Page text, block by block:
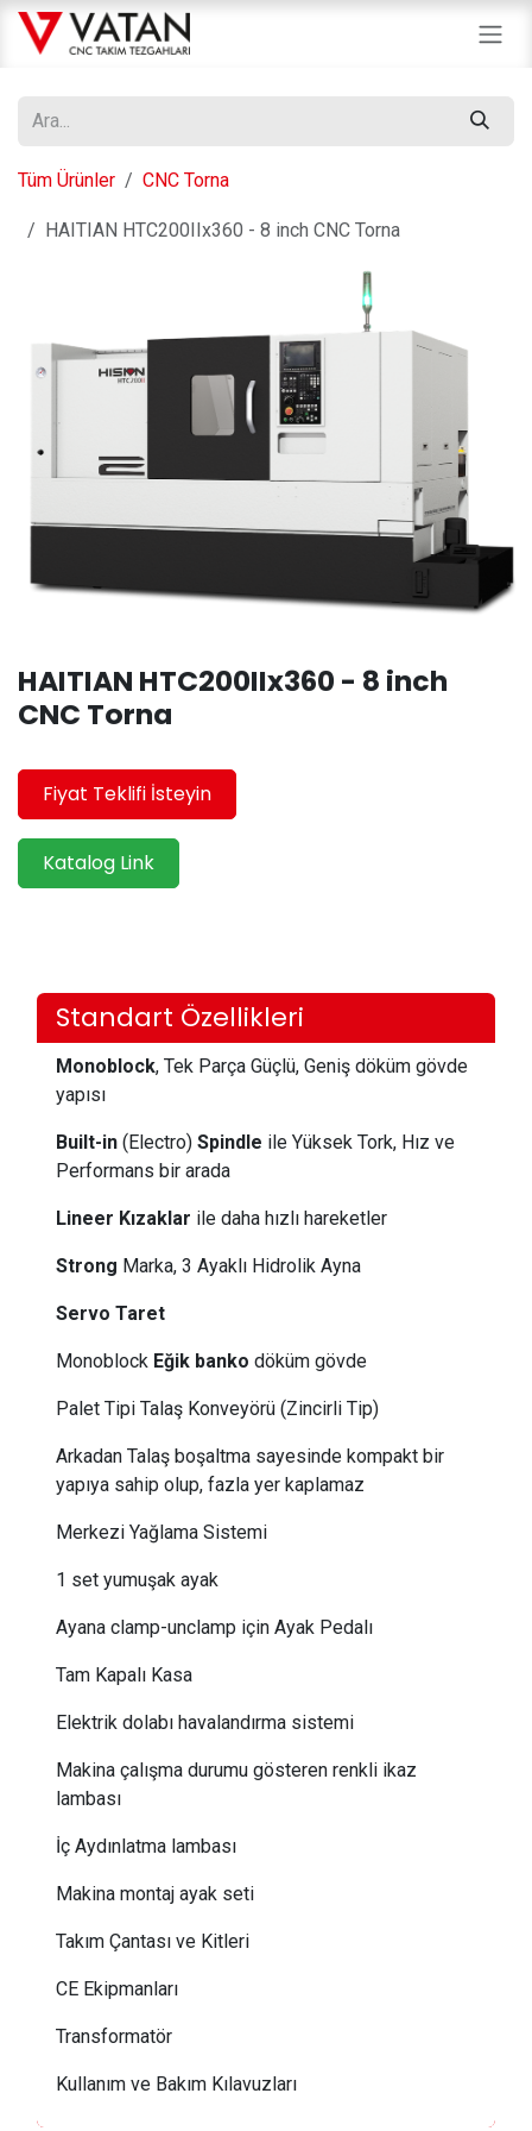
İçereği Atla
Tüm Ürünler CNC Torna
HAITIAN HTC200IIx360 - 8 inch CNC Torna
HAITIAN HTC200IIx360 - 8 inch
CNC Torna
Fiyat Teklifi İsteyin
Katalog Link
Standart Özellikleri
Monoblock, Tek Parça Güçlü, Geniş döküm gövde
yapısı
Built-in (Electro) Spindle ile Yüksek Tork, Hız ve
Performans bir arada
Lineer Kızaklar ile daha hızlı hareketler
Strong Marka, 3 Ayaklı Hidrolik Ayna
Servo Taret
Monoblock Eğik banko döküm gövde
Palet Tipi Talaş Konveyörü (Zincirli Tip)
Arkadan Talaş boşaltma sayesinde kompakt bir
yapıya sahip olup, fazla yer kaplamaz
Merkezi Yağlama Sistemi
1 set yumuşak ayak
Ayana clamp-unclamp için Ayak Pedalı
Tam Kapalı Kasa
Elektrik dolabı havalandırma sistemi
Makina çalışma durumu gösteren renkli ikaz
lambası
İç Aydınlatma lambası
Makina montaj ayak seti
Takım Çantası ve Kitleri
CE Ekipmanları
Transformatör
Kullanım ve Bakım Kılavuzları